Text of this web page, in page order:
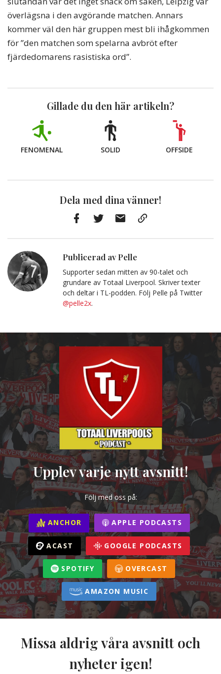
överlägsna i den avgörande matchen. Annars
kommer väl den här gruppen mest bli ihågkommen
för ”den matchen som spelarna avbröt efter
fjärdedomarens rasistiska ord”.
Gillade du den här artikeln?
FENOMENAL SOLID OFFSIDE
Dela med dina vänner!
Publicerad av Pelle
Supporter sedan mitten av 90-talet och
grundare av Totaal Liverpool. Skriver texter
och deltar i TL-podden. Följ Pelle på Twitter
@pelle2x.
Upplev varje nytt avsnitt!
Följ med oss på:
ANCHOR APPLE PODCASTS
ACAST GOOGLE PODCASTS
SPOTIFY OVERCAST
AMAZON MUSIC
Missa aldrig våra avsnitt och
nyheter igen!